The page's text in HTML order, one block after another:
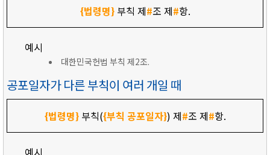
{법령명}부칙 제#조 제#항.
예시
대한민국헌법 부칙 제2조.
공포일자가 다른 부칙이 여러 개일 때
{법령명}부칙({부칙 공포일자}) 제#조 제#항.